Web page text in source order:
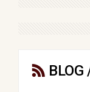
BLOG